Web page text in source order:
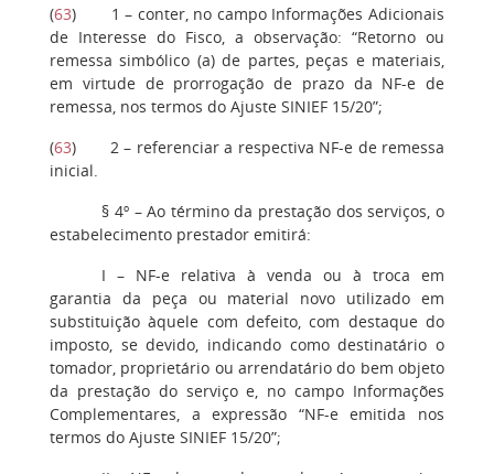
(63) 1– conter, no campo Informações Adicionais
de Interesse do Fisco, a observação: “Retorno ou
remessa simbólico (a) de partes, peças e materiais,
em virtude de prorrogação de prazo da NF-e de
remessa, nos termos do Ajuste SINIEF 15/20”;
(63) 2– referenciar a respectiva NF-e de remessa
inicial.
§ 4º – Ao término da prestação dos serviços, o
estabelecimento prestador emitirá:
I– NF-e relativa à venda ou à troca em
garantia da peça ou material novo utilizado em
substituição àquele com defeito, com destaque do
imposto, se devido, indicando como destinatário o
tomador, proprietário ou arrendatário do bem objeto
da prestação do serviço e, no campo Informações
Complementares, a expressão “NF-e emitida nos
termos do Ajuste SINIEF 15/20”;